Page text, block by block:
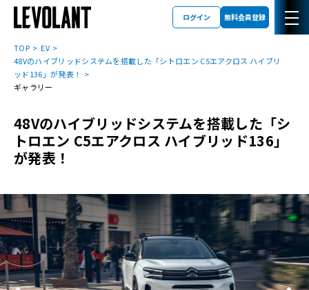
ログイン 無料会員登録
TOP
EV
48Vのハイブリッドシステムを搭載した「シトロエン C5エアクロス ハイブリ
ッド136」が発表！
ギャラリー
48Vのハイブリッドシステムを搭載した「シ
トロエン C5エアクロス ハイブリッド136」
が発表！